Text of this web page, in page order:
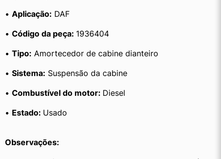
• Aplicação: DAF
• Código da peça: 1936404
• Tipo: Amortecedor de cabine dianteiro
• Sistema: Suspensão da cabine
• Combustível do motor: Diesel
• Estado: Usado
Observações: